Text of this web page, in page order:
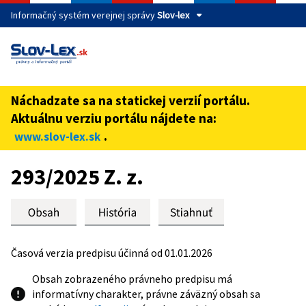
Informačný systém verejnej správySlov-lex
Táto stránka je zabezpečená
cez zabezpečenú webovú stránku verejnej správy SR.
Zabezpečená stránka vždy začína https:// pred názvom
domény webového sídla.
Náchadzate sa na statickej verzií portálu.
Aktuálnu verziu portálu nájdete na:
www.slov-lex.sk .
Preskoč na obsah
293/2025 Z. z.
Časová verzia predpisu účinná od 01.01.2026
Obsah zobrazeného právneho predpisu má
informatívny charakter, právne záväzný obsah sa